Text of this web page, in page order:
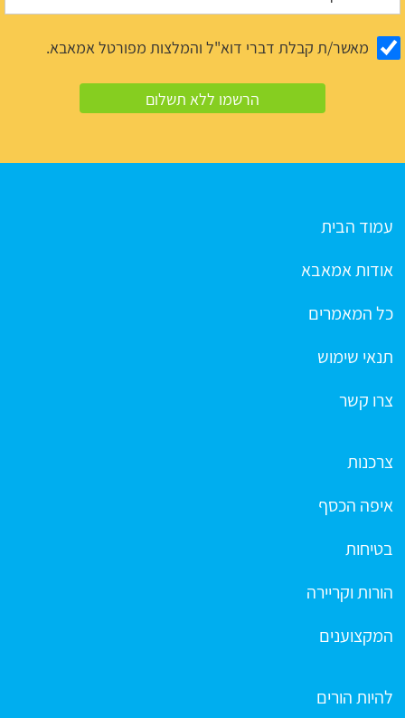
מאשר/ת קבלת דברי דוא"ל והמלצות מפורטל אמאבא.
עמוד הבית
אודות אמאבא
כל המאמרים
תנאי שימוש
צרו קשר
צרכנות
איפה הכסף
בטיחות
הורות וקריירה
המקצוענים
להיות הורים